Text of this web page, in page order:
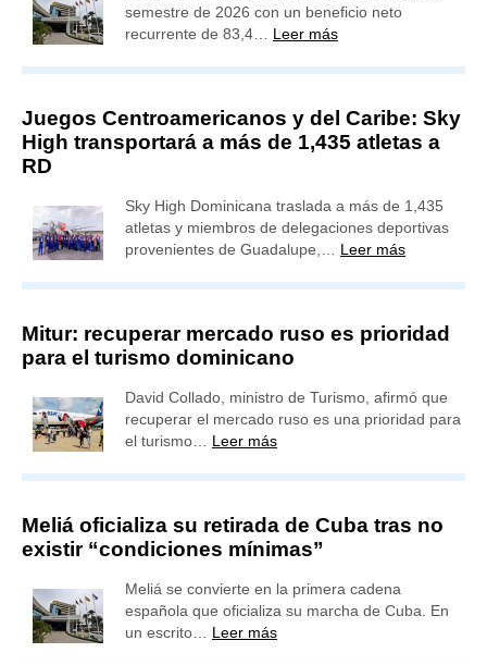
semestre de 2026 con un beneficio neto
recurrente de 83,4… Leer más
Juegos Centroamericanos y del Caribe: Sky
High transportará a más de 1,435 atletas a
RD
Sky High Dominicana traslada a más de 1,435
atletas y miembros de delegaciones deportivas
provenientes de Guadalupe,… Leer más
Mitur: recuperar mercado ruso es prioridad
para el turismo dominicano
David Collado, ministro de Turismo, afirmó que
recuperar el mercado ruso es una prioridad para
el turismo… Leer más
Meliá oficializa su retirada de Cuba tras no
existir “condiciones mínimas”
Meliá se convierte en la primera cadena
española que oficializa su marcha de Cuba. En
un escrito… Leer más